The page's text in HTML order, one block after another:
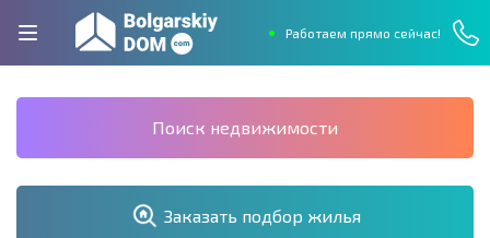
Работаем прямо сейчас!
Поиск недвижимости
Заказать подбор жилья